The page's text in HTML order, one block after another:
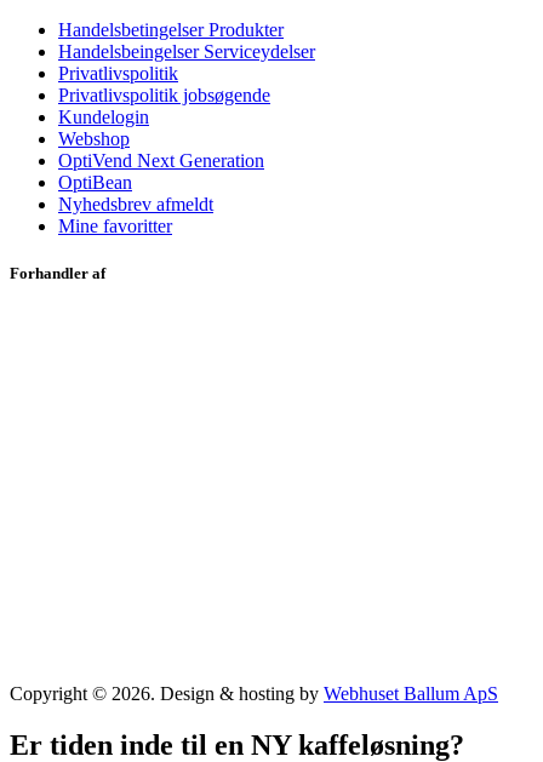
Handelsbetingelser Produkter
Handelsbeingelser Serviceydelser
Privatlivspolitik
Privatlivspolitik jobsøgende
Kundelogin
Webshop
OptiVend Next Generation
OptiBean
Nyhedsbrev afmeldt
Mine favoritter
Forhandler af
Copyright © 2026. Design & hosting by Webhuset Ballum ApS
Er tiden inde til en NY kaffeløsning?